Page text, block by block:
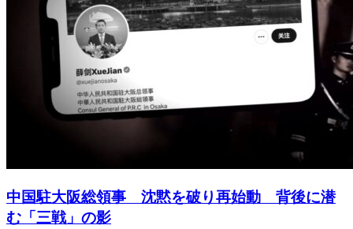
中国駐大阪総領事 沈黙を破り再始動 背後に潜
む「三戦」の影